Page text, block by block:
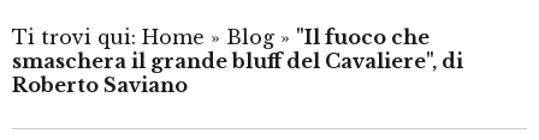
Ti trovi qui: Home » Blog » "Il fuoco che
smaschera il grande bluff del Cavaliere", di
Roberto Saviano